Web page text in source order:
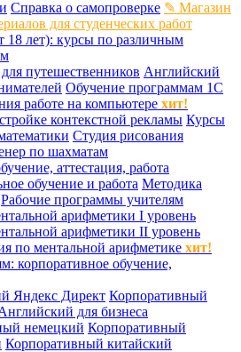
Справка о самопроверке ✎ Магазин
для студенческих работ
18 лет): курсы по различным
путешественников Английский
Обучение программам 1С
работе на компьютере хит!
контекстной рекламы Курсы
Студия рисования
по шахматам
аттестация, работа
обучение и работа Методика
Рабочие программы учителям
арифметики I уровень
арифметики II уровень
по ментальной арифметике хит!
корпоративное обучение,
Яндекс Директ Корпоративный
для бизнеса
немецкий Корпоративный
Корпоративный китайский